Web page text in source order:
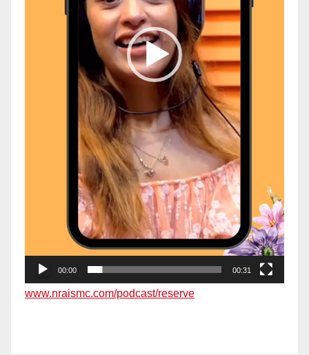
00:00 00:31
www.nraismc.com/podcast/reserve